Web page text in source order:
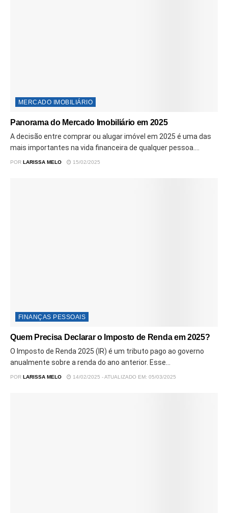
MERCADO IMOBILIÁRIO
Panorama do Mercado Imobiliário em 2025
A decisão entre comprar ou alugar imóvel em 2025 é uma das
mais importantes na vida financeira de qualquer pessoa....
POR LARISSA MELO 15/02/2025
FINANÇAS PESSOAIS
Quem Precisa Declarar o Imposto de Renda em 2025?
O Imposto de Renda 2025 (IR) é um tributo pago ao governo
anualmente sobre a renda do ano anterior. Esse...
POR LARISSA MELO 14/02/2025 - ATUALIZADO EM: 05/03/2025